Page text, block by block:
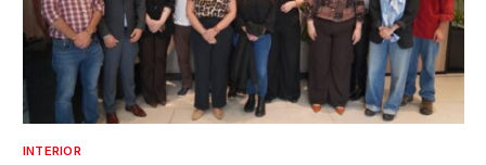
INTERIOR